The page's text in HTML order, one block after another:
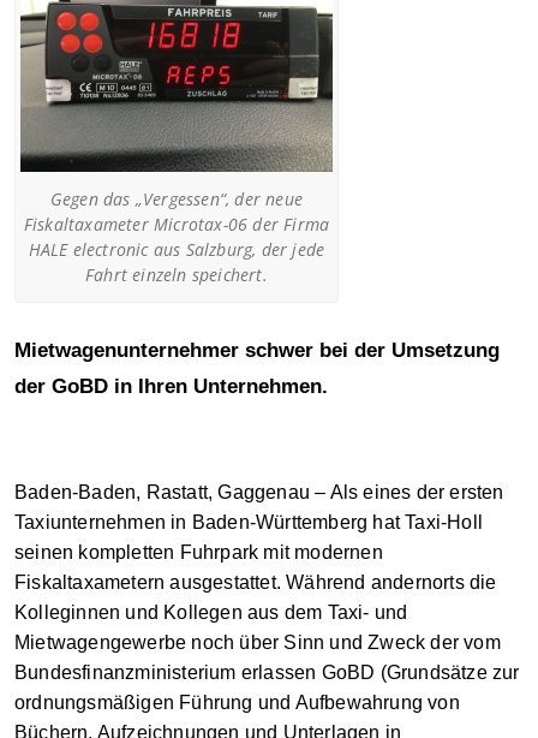
Gegen das „Vergessen“, der neue
Fiskaltaxameter Microtax-06 der Firma
HALE electronic aus Salzburg, der jede
Fahrt einzeln speichert.
Mietwagenunternehmer schwer bei der Umsetzung
der GoBD in Ihren Unternehmen.
Baden-Baden, Rastatt, Gaggenau – Als eines der ersten
Taxiunternehmen in Baden-Württemberg hat Taxi-Holl
seinen kompletten Fuhrpark mit modernen
Fiskaltaxametern ausgestattet. Während andernorts die
Kolleginnen und Kollegen aus dem Taxi- und
Mietwagengewerbe noch über Sinn und Zweck der vom
Bundesfinanzministerium erlassen GoBD (Grundsätze zur
ordnungsmäßigen Führung und Aufbewahrung von
Büchern, Aufzeichnungen und Unterlagen in